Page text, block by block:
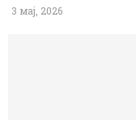
3 мај, 2026